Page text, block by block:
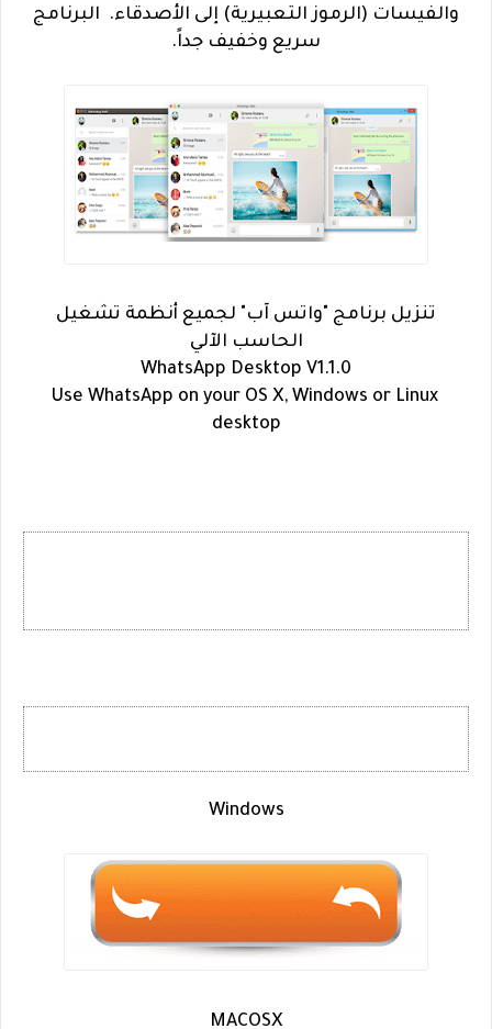
والفيسات (الرموز التعبيرية) إلى الأصدقاء. البرنامج
سريع وخفيف جداً.
تنزيل برنامج "واتس آب" لجميع أنظمة تشغيل
الحاسب الآلي
WhatsApp Desktop V1.1.0
Use WhatsApp on your OS X, Windows or Linux
desktop
Windows
MACOSX